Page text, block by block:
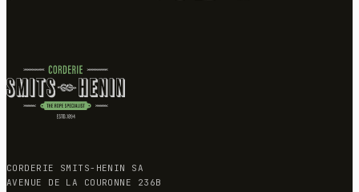
CORDERIE SMITS-HENIN SA
AVENUE DE LA COURONNE 236B